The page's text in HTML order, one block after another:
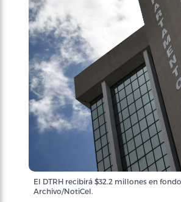
El DTRH recibirá $32.2 millones en
Archivo/NotiCel.